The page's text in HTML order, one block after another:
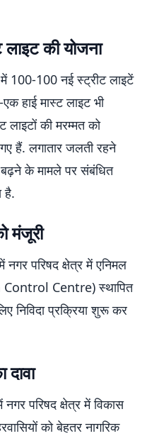
की योजना
में 100-100 नई स्ट्रीट लाइटें
हाई मास्ट लाइट भी
लाइटों की मरम्मत को
हैं. लगातार जलती रहने
बढ़ने के मामले पर संबंधित
है.
मंजूरी
नगर परिषद क्षेत्र में एनिमल
Centre) स्थापित
निविदा प्रक्रिया शुरू कर
दावा
परिषद क्षेत्र में विकास
को बेहतर नागरिक